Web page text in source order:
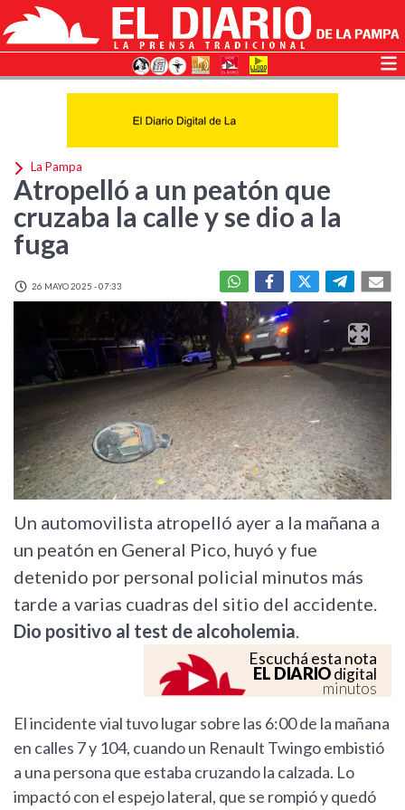
La Pampa
Atropelló a un peatón que
cruzaba la calle y se dio a la
fuga
26 MAYO 2025 - 07:33
Un automovilista atropelló ayer a la mañana a
un peatón en General Pico, huyó y fue
detenido por personal policial minutos más
tarde a varias cuadras del sitio del accidente.
Dio positivo al test de alcoholemia.
Escuchá esta nota
EL DIARIOdigital
minutos
El incidente vial tuvo lugar sobre las 6:00 de la mañana
en calles 7 y 104, cuando un Renault Twingo embistió
a una persona que estaba cruzando la calzada. Lo
impactó con el espejo lateral, que se rompió y quedó